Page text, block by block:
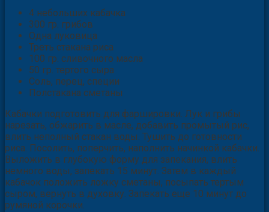
4 небольших кабачка
300 гр. грибов
Одна луковица
Треть стакана риса
100 гр. сливочного масла
50 гр. тертого сыра
Соль, перец, специи
Полстакана сметаны
Кабачки подготовить для фаршировки. Лук и грибы
нарезать, обжарить в масле, добавить промытый рис,
влить неполный стакан воды. Тушить до готовности
риса. Посолить, поперчить, наполнить начинкой кабачки.
Выложить в глубокую форму для запекания, влить
немного воды, запекать 15 минут. Затем в каждый
кабачок положить ложку сметаны, посыпать тертым
сыром, вернуть в духовку. Запекать еще 10 минут до
румяной корочки.